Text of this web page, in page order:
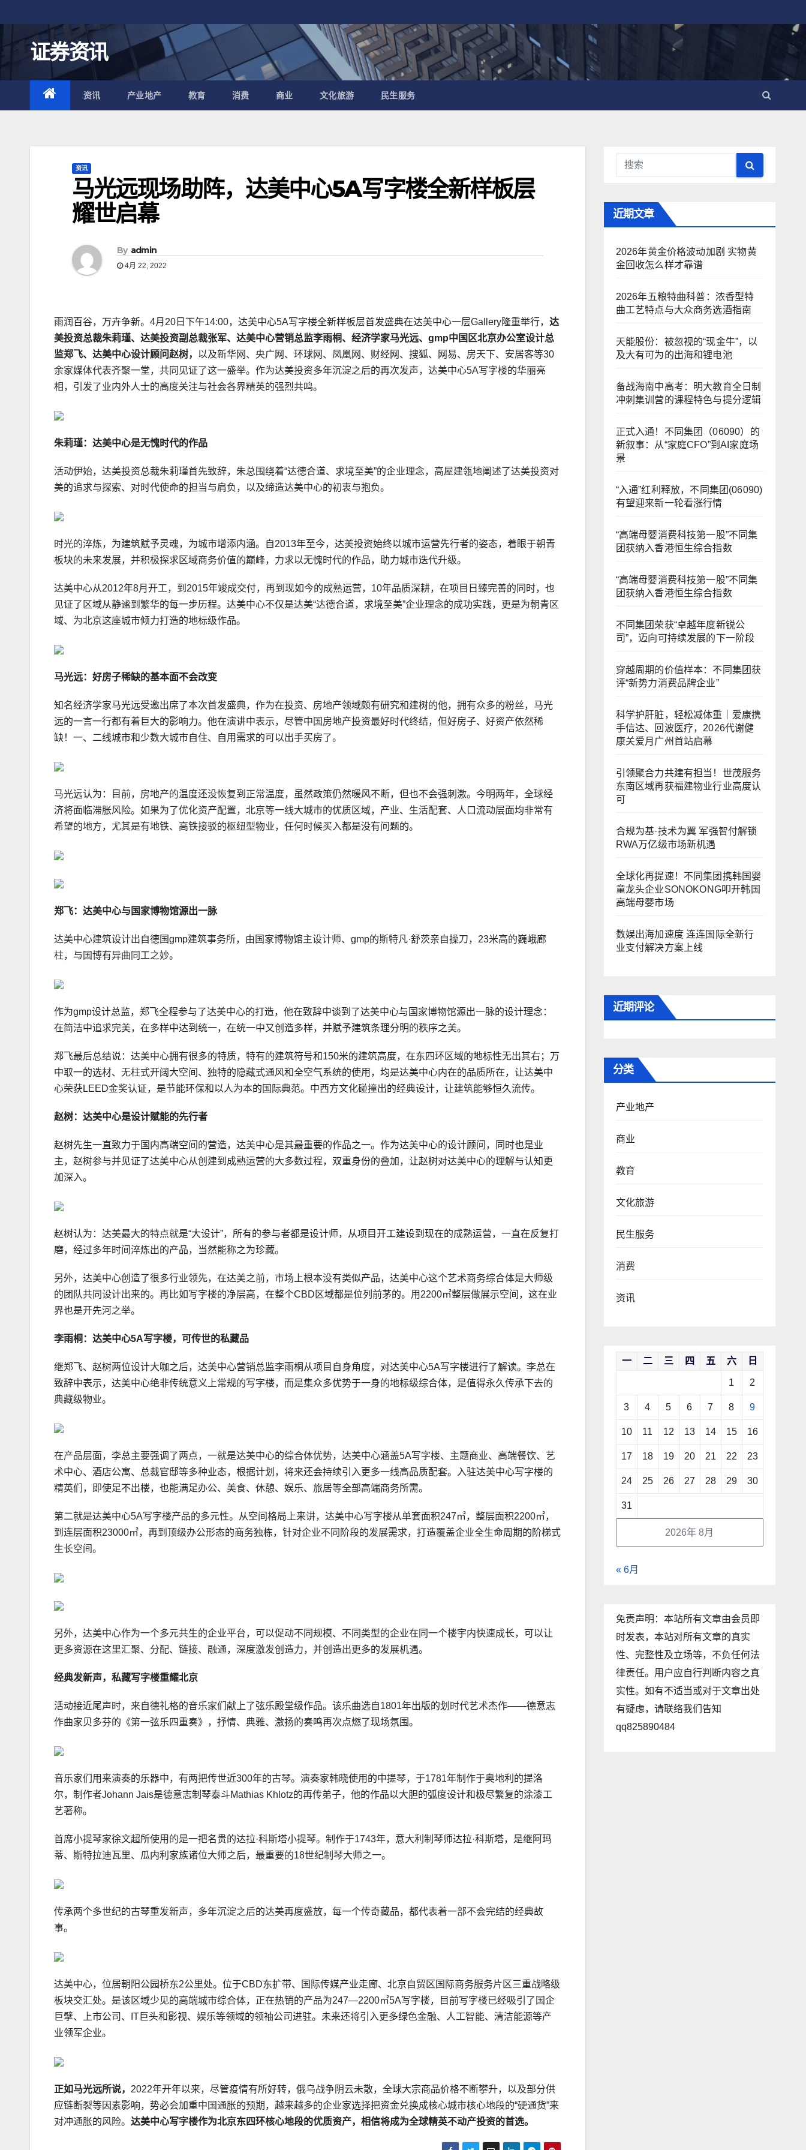
至
内
容
证券资讯
资讯 产业地产 教育 消费 商业 文化旅游 民生服务
资讯
马光远现场助阵，达美中心5A写字楼全新样板层
耀世启幕
By admin
4月 22, 2022
雨润百谷，万卉争新。4月20日下午14:00，达美中心5A写字楼全新样板层首发盛典在达美中心一层Gallery隆重举行， 达
美投资总裁朱莉瑾、达美投资副总裁张军、达美中心营销总监李雨桐、经济学家马光远、 gmp中国区北京办公室设计总
监郑飞、达美中心设计顾问赵树， 以及新华网、央广网、环球网、凤凰网、财经网、搜狐、网易、房天下、安居客等30
余家媒体代表齐聚一堂，共同见证了这一盛举。作为达美投资多年沉淀之后的再次发声，达美中心5A写字楼的华丽亮
相，引发了业内外人士的高度关注与社会各界精英的强烈共鸣。
朱莉瑾：达美中心是无愧时代的作品
活动伊始，达美投资总裁朱莉瑾首先致辞，朱总围绕着“达德合道、求境至美”的企业理念，高屋建瓴地阐述了达美投资对
美的追求与探索、对时代使命的担当与肩负，以及缔造达美中心的初衷与抱负。
时光的淬炼，为建筑赋予灵魂，为城市增添内涵。自2013年至今，达美投资始终以城市运营先行者的姿态，着眼于朝青
板块的未来发展，并积极探求区域商务价值的巅峰，力求以无愧时代的作品，助力城市迭代升级。
达美中心从2012年8月开工，到2015年竣成交付，再到现如今的成熟运营，10年品质深耕，在项目日臻完善的同时，也
见证了区域从静谧到繁华的每一步历程。达美中心不仅是达美“达德合道，求境至美”企业理念的成功实践，更是为朝青区
域、为北京这座城市倾力打造的地标级作品。
马光远：好房子稀缺的基本面不会改变
知名经济学家马光远受邀出席了本次首发盛典，作为在投资、房地产领域颇有研究和建树的他，拥有众多的粉丝，马光
远的一言一行都有着巨大的影响力。他在演讲中表示，尽管中国房地产投资最好时代终结，但好房子、好资产依然稀
缺！一、二线城市和少数大城市自住、自用需求的可以出手买房了。
马光远认为：目前，房地产的温度还没恢复到正常温度，虽然政策仍然暖风不断，但也不会强刺激。今明两年，全球经
济将面临滞胀风险。如果为了优化资产配置，北京等一线大城市的优质区域，产业、生活配套、人口流动层面均非常有
希望的地方，尤其是有地铁、高铁接驳的枢纽型物业，任何时候买入都是没有问题的。
郑飞：达美中心与国家博物馆源出一脉
达美中心建筑设计出自德国gmp建筑事务所，由国家博物馆主设计师、gmp的斯特凡·舒茨亲自操刀，23米高的巍峨廊
柱，与国博有异曲同工之妙。
作为gmp设计总监，郑飞全程参与了达美中心的打造，他在致辞中谈到了达美中心与国家博物馆源出一脉的设计理念：
在简洁中追求完美，在多样中达到统一，在统一中又创造多样，并赋予建筑条理分明的秩序之美。
郑飞最后总结说：达美中心拥有很多的特质，特有的建筑符号和150米的建筑高度，在东四环区域的地标性无出其右；万
中取一的选材、无柱式开阔大空间、独特的隐藏式通风和全空气系统的使用，均是达美中心内在的品质所在，让达美中
心荣获LEED金奖认证，是节能环保和以人为本的国际典范。中西方文化碰撞出的经典设计，让建筑能够恒久流传。
赵树：达美中心是设计赋能的先行者
赵树先生一直致力于国内高端空间的营造，达美中心是其最重要的作品之一。作为达美中心的设计顾问，同时也是业
主，赵树参与并见证了达美中心从创建到成熟运营的大多数过程，双重身份的叠加，让赵树对达美中心的理解与认知更
加深入。
赵树认为：达美最大的特点就是“大设计”，所有的参与者都是设计师，从项目开工建设到现在的成熟运营，一直在反复打
磨，经过多年时间淬炼出的产品，当然能称之为珍藏。
另外，达美中心创造了很多行业领先，在达美之前，市场上根本没有类似产品，达美中心这个艺术商务综合体是大师级
的团队共同设计出来的。再比如写字楼的净层高，在整个CBD区域都是位列前茅的。用2200㎡整层做展示空间，这在业
界也是开先河之举。
李雨桐：达美中心5A写字楼，可传世的私藏品
继郑飞、赵树两位设计大咖之后，达美中心营销总监李雨桐从项目自身角度，对达美中心5A写字楼进行了解读。李总在
致辞中表示，达美中心绝非传统意义上常规的写字楼，而是集众多优势于一身的地标级综合体，是值得永久传承下去的
典藏级物业。
在产品层面，李总主要强调了两点，一就是达美中心的综合体优势，达美中心涵盖5A写字楼、主题商业、高端餐饮、艺
术中心、酒店公寓、总裁官邸等多种业态，根据计划，将来还会持续引入更多一线高品质配套。入驻达美中心写字楼的
精英们，即使足不出楼，也能满足办公、美食、休憩、娱乐、旅居等全部高端商务所需。
第二就是达美中心5A写字楼产品的多元性。从空间格局上来讲，达美中心写字楼从单套面积247㎡，整层面积2200㎡，
到连层面积23000㎡，再到顶级办公形态的商务独栋，针对企业不同阶段的发展需求，打造覆盖企业全生命周期的阶梯式
生长空间。
另外，达美中心作为一个多元共生的企业平台，可以促动不同规模、不同类型的企业在同一个楼宇内快速成长，可以让
更多资源在这里汇聚、分配、链接、融通，深度激发创造力，并创造出更多的发展机遇。
经典发新声，私藏写字楼重耀北京
活动接近尾声时，来自德礼格的音乐家们献上了弦乐殿堂级作品。该乐曲选自1801年出版的划时代艺术杰作——德意志
作曲家贝多芬的《第一弦乐四重奏》，抒情、典雅、激扬的奏鸣再次点燃了现场氛围。
音乐家们用来演奏的乐器中，有两把传世近300年的古琴。演奏家韩晓使用的中提琴，于1781年制作于奥地利的提洛
尔，制作者Johann Jais是德意志制琴泰斗Mathias Khlotz的再传弟子，他的作品以大胆的弧度设计和极尽繁复的涂漆工
艺著称。
首席小提琴家徐文超所使用的是一把名贵的达拉·科斯塔小提琴。制作于1743年，意大利制琴师达拉·科斯塔，是继阿玛
蒂、斯特拉迪瓦里、瓜内利家族诸位大师之后，最重要的18世纪制琴大师之一。
传承两个多世纪的古琴重发新声，多年沉淀之后的达美再度盛放，每一个传奇藏品，都代表着一部不会完结的经典故
事。
达美中心，位居朝阳公园桥东2公里处。位于CBD东扩带、国际传媒产业走廊、北京自贸区国际商务服务片区三重战略级
板块交汇处。是该区域少见的高端城市综合体，正在热销的产品为247—2200㎡5A写字楼，目前写字楼已经吸引了国企
巨擘、上市公司、IT巨头和影视、娱乐等领域的领袖公司进驻。未来还将引入更多绿色金融、人工智能、清洁能源等产
业领军企业。
正如马光远所说， 2022年开年以来，尽管疫情有所好转，俄乌战争阴云未散，全球大宗商品价格不断攀升，以及部分供
应链断裂等因素影响，势必会加重中国通胀的预期，越来越多的企业家选择把资金兑换成核心城市核心地段的“硬通货”来
对冲通胀的风险。 达美中心写字楼作为北京东四环核心地段的优质资产，相信将成为全球精英不动产投资的首选。
近期文章
2026年黄金价格波动加剧 实物黄
金回收怎么样才靠谱
2026年五粮特曲科普：浓香型特
曲工艺特点与大众商务选酒指南
天能股份：被忽视的“现金牛”，以
及大有可为的出海和锂电池
备战海南中高考：明大教育全日制
冲刺集训营的课程特色与提分逻辑
正式入通！不同集团（06090）的
新叙事：从“家庭CFO”到AI家庭场
景
“入通”红利释放，不同集团(06090)
有望迎来新一轮看涨行情
“高端母婴消费科技第一股”不同集
团获纳入香港恒生综合指数
“高端母婴消费科技第一股”不同集
团获纳入香港恒生综合指数
不同集团荣获“卓越年度新锐公
司”，迈向可持续发展的下一阶段
穿越周期的价值样本：不同集团获
评“新势力消费品牌企业”
科学护肝脏，轻松减体重｜爱康携
手信达、回波医疗，2026代谢健
康关爱月广州首站启幕
引领聚合力共建有担当！世茂服务
东南区域再获福建物业行业高度认
可
合规为基·技术为翼 军强智付解锁
RWA万亿级市场新机遇
全球化再提速！不同集团携韩国婴
童龙头企业SONOKONG叩开韩国
高端母婴市场
数娱出海加速度 连连国际全新行
业支付解决方案上线
近期评论
分类
产业地产
商业
教育
文化旅游
民生服务
消费
资讯
2026年 8月
一 二 三 四 五 六 日
1 2
3 4 5 6 7 8 9
10 11 12 13 14 15 16
17 18 19 20 21 22 23
24 25 26 27 28 29 30
31
« 6月
免责声明：本站所有文章由会员即
时发表，本站对所有文章的真实
性、完整性及立场等，不负任何法
律责任。用户应自行判断内容之真
实性。如有不适当或对于文章出处
有疑虑，请联络我们告知
qq825890484